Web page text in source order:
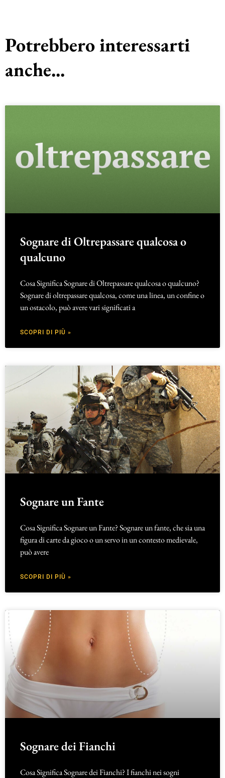
Potrebbero interessarti
anche...
Sognare di Oltrepassare qualcosa o
qualcuno
Cosa Significa Sognare di Oltrepassare qualcosa o qualcuno?
Sognare di oltrepassare qualcosa, come una linea, un confine o
un ostacolo, può avere vari significati a
SCOPRI DI PIÙ »
Sognare un Fante
Cosa Significa Sognare un Fante? Sognare un fante, che sia una
figura di carte da gioco o un servo in un contesto medievale,
può avere
SCOPRI DI PIÙ »
Sognare dei Fianchi
Cosa Significa Sognare dei Fianchi? I fianchi nei sogni